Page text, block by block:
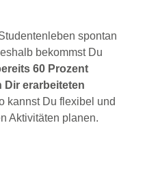
spontan
bekommst Du
60 Prozent
Dir erarbeiteten
kannst Du flexibel und
Aktivitäten planen.